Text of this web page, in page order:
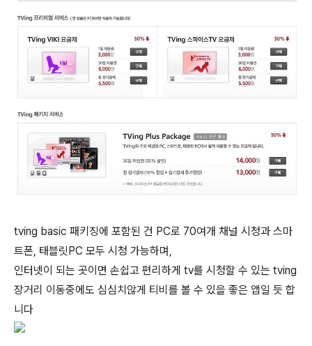
tving basic 패키징에 포함된 건 PC로 70여개 채널 시청과 스마
트폰, 태블릿PC 모두 시청 가능하며,
인터넷이 되는 곳이면 손쉽고 편리하게 tv를 시청할 수 있는 tving
장거리 이동중에도 심심치않게 티비를 볼 수 있을 좋은 앱일 듯 합
니다